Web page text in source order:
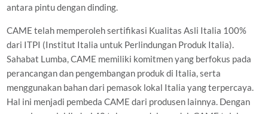
antara pintu dengan dinding.
CAME telah memperoleh sertifikasi Kualitas Asli Italia 100%
dari ITPI (Institut Italia untuk Perlindungan Produk Italia).
Sahabat Lumba, CAME memiliki komitmen yang berfokus pada
perancangan dan pengembangan produk di Italia, serta
menggunakan bahan dari pemasok lokal Italia yang terpercaya.
Hal ini menjadi pembeda CAME dari produsen lainnya. Dengan